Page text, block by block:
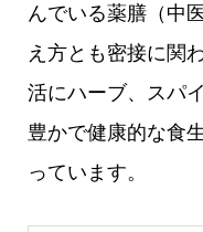
んでいる薬膳（中
え方とも密接に関
活にハーブ、スパ
豊かで健康的な食
っています。